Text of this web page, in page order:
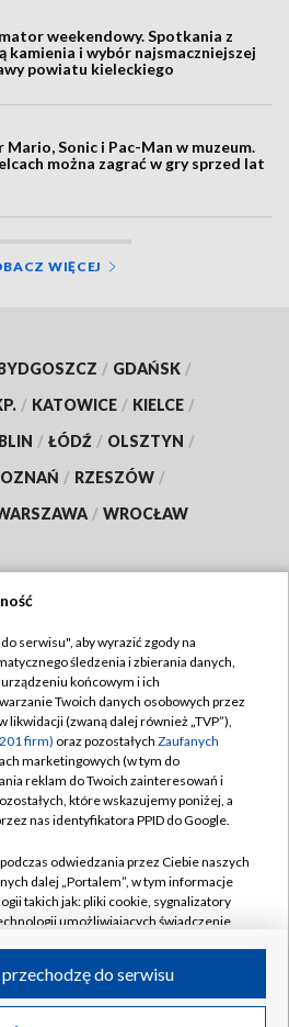
weekendowy. Spotkania z
kamienia i wybór najsmaczniejszej
powiatu kieleckiego
Mario, Sonic i Pac-Man w muzeum.
można zagrać w gry sprzed lat
WIĘCEJ
/ GDAŃSK /
/ KATOWICE / KIELCE /
/ ŁÓDŹ / OLSZTYN /
/ RZESZÓW /
/ WROCŁAW
TVP
TVP
prywatności
Moje zgody
Pomoc
Kontakt
Kanały
Polska S.A. w likwidacji
serwisu", aby wyrazić zgody na
śledzenia i zbierania danych,
końcowym i ich
Twoich danych osobowych przez
likwidacji (zwaną dalej również „TVP”),
firm) oraz pozostałych Zaufanych
marketingowych (w tym do
reklam do Twoich zainteresowań i
które wskazujemy poniżej, a
nas identyfikatora PPID do Google.
odwiedzania przez Ciebie naszych
dalej „Portalem”, w tym informacje
takich jak: pliki cookie, sygnalizatory
umożliwiających świadczenie
odwiedzania przez Ciebie
do serwisu